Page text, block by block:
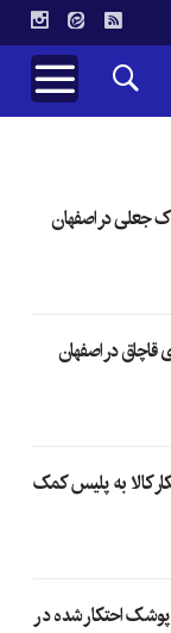
جعلی در اصفهان
کالا به پلیس کمک
ریال پوشک احتکار شده در